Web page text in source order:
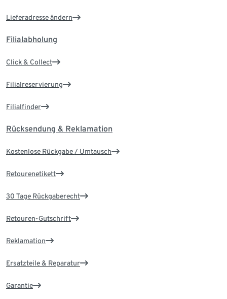
Lieferadresse ändern
Filialabholung
Click & Collect
Filialreservierung
Filialfinder
Rücksendung & Reklamation
Kostenlose Rückgabe / Umtausch
Retourenetikett
30 Tage Rückgaberecht
Retouren-Gutschrift
Reklamation
Ersatzteile & Reparatur
Garantie